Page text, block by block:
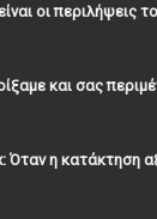
οι περιλήψεις
και σας
Όταν η κατάκτηση